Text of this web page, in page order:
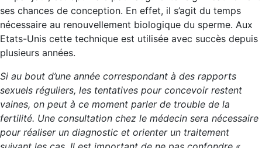
ses chances de conception. En effet, il s’agit du temps
nécessaire au renouvellement biologique du sperme. Aux
Etats-Unis cette technique est utilisée avec succès depuis
plusieurs années.
Si au bout d’une année correspondant à des rapports
sexuels réguliers, les tentatives pour concevoir restent
vaines, on peut à ce moment parler de trouble de la
fertilité. Une consultation chez le médecin sera nécessaire
pour réaliser un diagnostic et orienter un traitement